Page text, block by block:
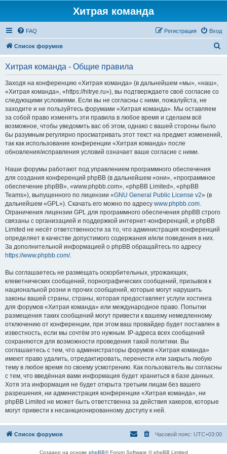
Хитрая команда
FAQ Вход
Регистрация
Список форумов
Хитрая команда - Общие правила
Заходя на конференцию «Хитрая команда» (в дальнейшем «мы», «наш»,
«Хитрая команда», «https://hitrye.ru»), вы подтверждаете своё согласие со
следующими условиями. Если вы не согласны с ними, пожалуйста, не
заходите и не пользуйтесь форумами «Хитрая команда». Мы оставляем
за собой право изменять эти правила в любое время и сделаем всё
возможное, чтобы уведомить вас об этом, однако с вашей стороны было
бы разумным регулярно просматривать этот текст на предмет изменений,
так как использование конференции «Хитрая команда» после
обновления/исправления условий означает ваше согласие с ними.
Наши форумы работают под управлением программного обеспечения
для создания конференций phpBB (в дальнейшем «они», «программное
обеспечение phpBB», «www.phpbb.com», «phpBB Limited», «phpBB
Teams»), выпущенного по лицензии «GNU General Public License v2» (в
дальнейшем «GPL»). Скачать его можно по адресу www.phpbb.com.
Ограничения лицензии GPL для программного обеспечения phpBB строго
связаны с организацией и поддержкой интернет-конференций, и phpBB
Limited не несёт ответственности за то, что администрация конференций
определяет в качестве допустимого содержания и/или поведения в них.
За дополнительной информацией о phpBB обращайтесь по адресу
https://www.phpbb.com/.
Вы соглашаетесь не размещать оскорбительных, угрожающих,
клеветнических сообщений, порнографических сообщений, призывов к
национальной розни и прочих сообщений, которые могут нарушить
законы вашей страны, страны, которая предоставляет услуги хостинга
для форумов «Хитрая команда» или международное право. Попытки
размещения таких сообщений могут привести к вашему немедленному
отключению от конференции, при этом ваш провайдер будет поставлен в
известность, если мы сочтём это нужным. IP-адреса всех сообщений
сохраняются для возможности проведения такой политики. Вы
соглашаетесь с тем, что администраторы форумов «Хитрая команда»
имеют право удалить, отредактировать, перенести или закрыть любую
тему в любое время по своему усмотрению. Как пользователь вы согласны
с тем, что введённая вами информация будет храниться в базе данных.
Хотя эта информация не будет открыта третьим лицам без вашего
разрешения, ни администрация конференции «Хитрая команда», ни
phpBB Limited не может быть ответственна за действия хакеров, которые
могут привести к несанкционированному доступу к ней.
Список форумов Часовой пояс: UTC+03:00
Создано на основе phpBB® Forum Software © phpBB Limited